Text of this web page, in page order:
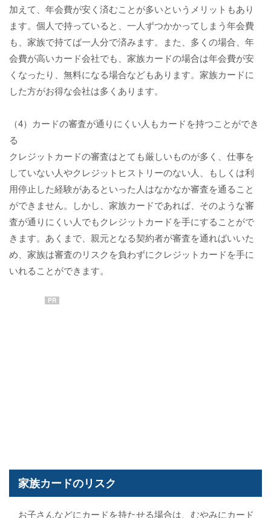
加えて、年会費が安く済むことが多いというメリットもあり
ます。個人で持っていると、一人ずつかかってしまう年会費
も、家族で持てば一人分で済みます。また、多くの場合、年
会費が高いカード会社でも、家族カードの場合は年会費が安
くなったり、無料になる場合などもあります。家族カードに
した方がお得な会社は多くあります。
（4）カードの審査が通りにくい人もカードを持つことができ
る
クレジットカードの審査はとても厳しいものが多く、仕事を
していない人やクレジットヒストリーのない人、もしくは利
用停止した経験があるといった人はなかなか審査を通ること
ができません。しかし、家族カードであれば、そのような審
査が通りにくい人でもクレジットカードを手にすることがで
きます。あくまで、親元となる契約者が審査を通ればいいた
め、家族は審査のリスクを負わずにクレジットカードを手に
いれることができます。
PR
家族カードのリスク
お子さんなどにカードを持たせる場合は、むやみにカード